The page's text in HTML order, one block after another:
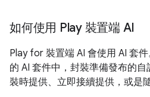
如何使用 Play 裝置端 AI
Play for 裝置端 AI 會使用 AI 套
的 AI 套件中，封裝準備發布的
裝時提供、立即接續提供，或是